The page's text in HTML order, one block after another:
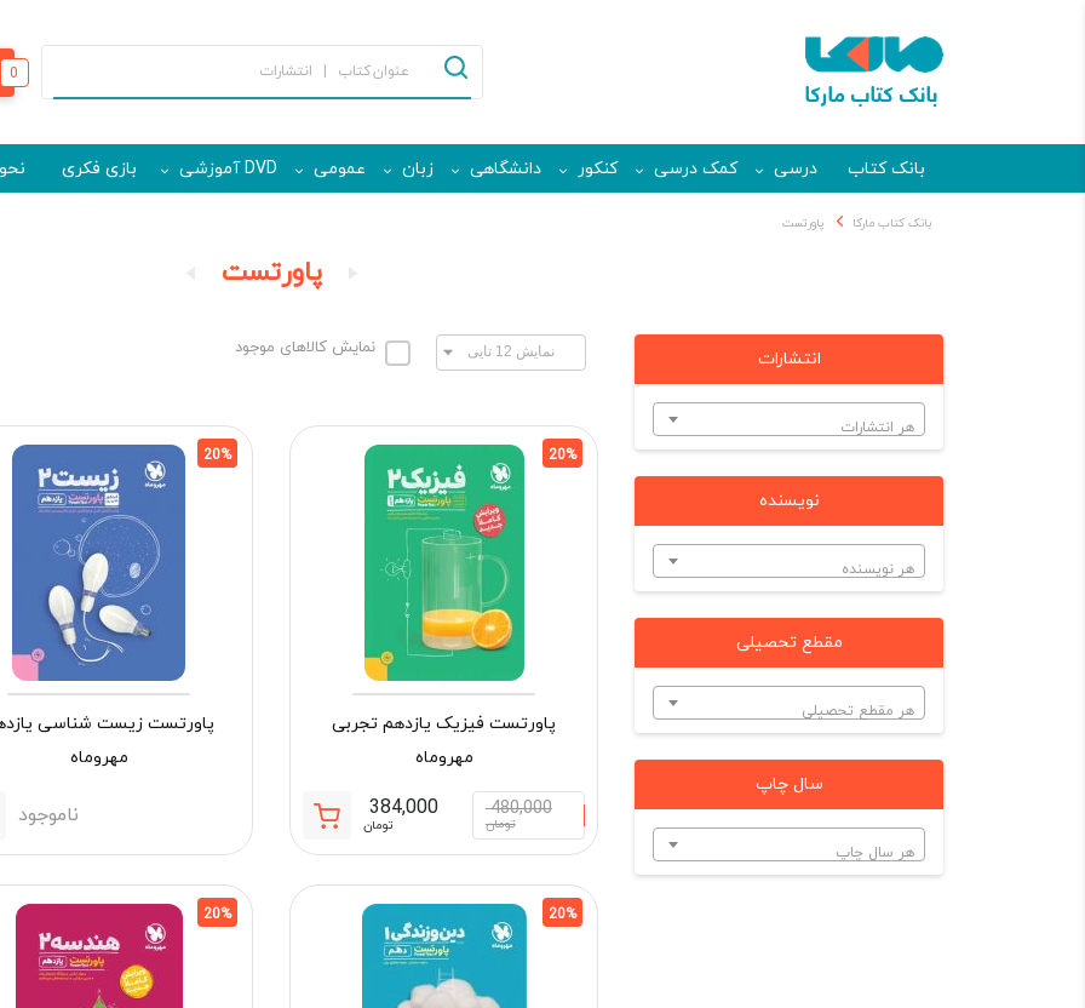
0
بانک کتاب درسی کمک درسی کنکور دانشگاهی زبان عمومی DVD آموزشی بازی فکری
بانک کتاب مارکا پاورتست
پاورتست
انتشارات
هر انتشارات
نویسنده
هر نویسنده
مقطع تحصیلی
هر مقطع تحصیلی
سال چاپ
هر سال چاپ
نمایش کالاهای موجود
20%
پاورتست فیزیک یازدهم تجربی
مهروماه
480,000
تومان
اصلی:
480,000 تومان
بود.
384,000
تومان
فعلی:
20%
پاورتست زیست شناسی
مهروماه
ناموجود
20%
20%